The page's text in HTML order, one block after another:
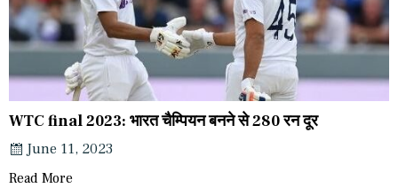
WTC final 2023: भारत चैम्पियन बनने से 280 रन दूर
June 11, 2023
Read More